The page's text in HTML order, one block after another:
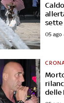
sette
05 ago
delle